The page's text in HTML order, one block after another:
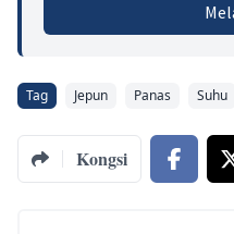
Tag Jepun Panas Suhu
Kongsi